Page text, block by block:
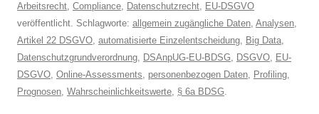
Arbeitsrecht, Compliance, Datenschutzrecht, EU-DSGVO
veröffentlicht. Schlagworte: allgemein zugängliche Daten, Analysen,
Artikel 22 DSGVO, automatisierte Einzelentscheidung, Big Data,
Datenschutzgrundverordnung, DSAnpUG-EU-BDSG, DSGVO, EU-
DSGVO, Online-Assessments, personenbezogen Daten, Profiling,
Prognosen, Wahrscheinlichkeitswerte, § 6a BDSG.